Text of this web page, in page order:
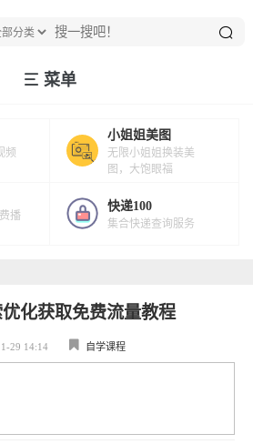
菜单
频
小姐姐美图
无限小姐姐换装美
图，大饱眼福
播
快递100
集合快递查询服务
化获取免费流量教程
29 14:14 自学课程